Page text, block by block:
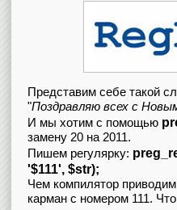
Представим себе такой
"Поздравляю всех с
И мы хотим с помощью
замену 20 на 2011.
Пишем регулярку:
'$111', $str);
Чем компилятор
карман с номером 111.